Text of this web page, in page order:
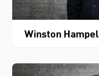
Winston Hampel